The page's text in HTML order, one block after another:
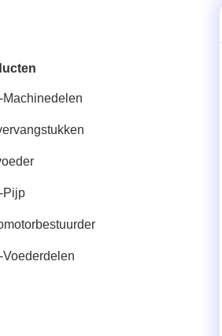
Machinedelen
Pijp
Voederdelen